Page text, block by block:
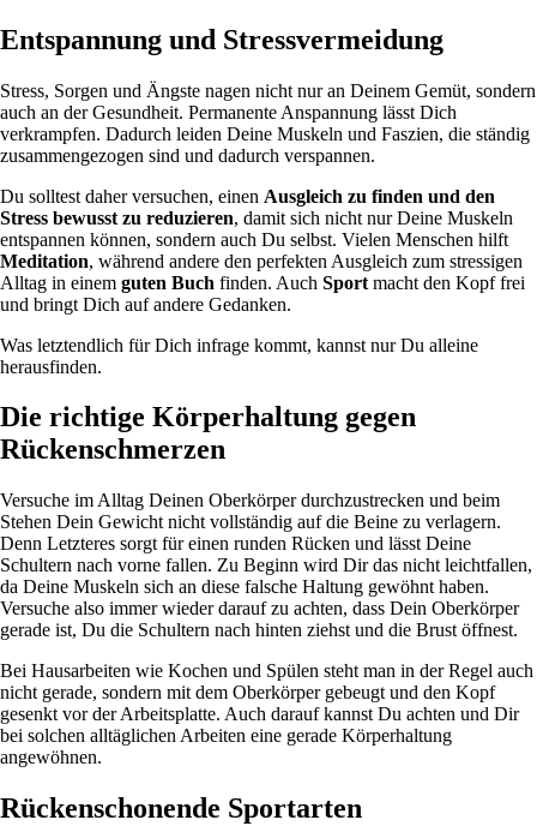
Entspannung und Stressvermeidung
Stress, Sorgen und Ängste nagen nicht nur an Deinem Gemüt, sondern
auch an der Gesundheit. Permanente Anspannung lässt Dich
verkrampfen. Dadurch leiden Deine Muskeln und Faszien, die ständig
zusammengezogen sind und dadurch verspannen.
Du solltest daher versuchen, einen Ausgleich zu finden und den
Stress bewusst zu reduzieren, damit sich nicht nur Deine Muskeln
entspannen können, sondern auch Du selbst. Vielen Menschen hilft
Meditation, während andere den perfekten Ausgleich zum stressigen
Alltag in einem guten Buch finden. Auch Sport macht den Kopf frei
und bringt Dich auf andere Gedanken.
Was letztendlich für Dich infrage kommt, kannst nur Du alleine
herausfinden.
Die richtige Körperhaltung gegen
Rückenschmerzen
Versuche im Alltag Deinen Oberkörper durchzustrecken und beim
Stehen Dein Gewicht nicht vollständig auf die Beine zu verlagern.
Denn Letzteres sorgt für einen runden Rücken und lässt Deine
Schultern nach vorne fallen. Zu Beginn wird Dir das nicht leichtfallen,
da Deine Muskeln sich an diese falsche Haltung gewöhnt haben.
Versuche also immer wieder darauf zu achten, dass Dein Oberkörper
gerade ist, Du die Schultern nach hinten ziehst und die Brust öffnest.
Bei Hausarbeiten wie Kochen und Spülen steht man in der Regel auch
nicht gerade, sondern mit dem Oberkörper gebeugt und den Kopf
gesenkt vor der Arbeitsplatte. Auch darauf kannst Du achten und Dir
bei solchen alltäglichen Arbeiten eine gerade Körperhaltung
angewöhnen.
Rückenschonende Sportarten